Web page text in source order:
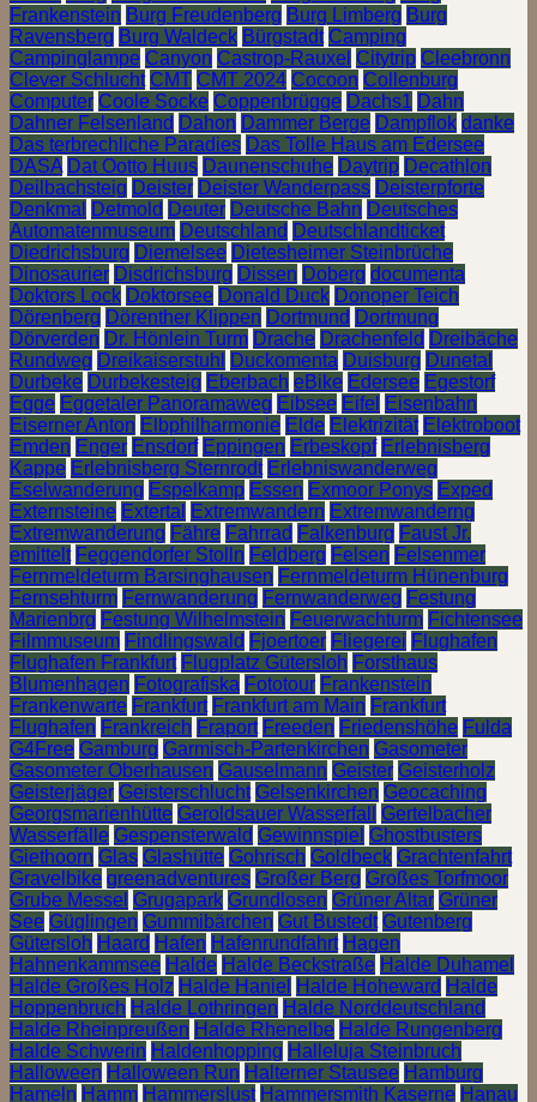
Frankenstein Burg Freudenberg Burg Limberg Burg
Ravensberg Burg Waldeck Bürgstadt Camping
Campinglampe Canyon Castrop-Rauxel Citytrip Cleebronn
Clever Schlucht CMT CMT 2024 Cocoon Collenburg
Computer Coole Socke Coppenbrügge Dachs1 Dahn
Dahner Felsenland Dahon Dammer Berge Dampflok danke
Das terbrechliche Paradies Das Tolle Haus am Edersee
DASA Dat Ootto Huus Daunenschuhe Daytrip Decathlon
Deilbachsteig Deister Deister Wanderpass Deisterpforte
Denkmal
Detmold Deuter Deutsche Bahn Deutsches
Automatenmuseum Deutschland Deutschlandticket
Diedrichsburg Diemelsee Dietesheimer Steinbrüche
Dinosaurier Disdrichsburg Dissen Doberg documenta
Doktors Lock Doktorsee Donald Duck Donoper Teich
Dörenberg Dörenther Klippen Dortmund Dortmung
Dörverden Dr. Hönlein Turm Drache Drachenfeld Dreibäche
Rundweg Dreikaiserstuhl Duckomenta Duisburg Dunetal
Durbeke Durbekesteig Eberbach eBike Edersee Egestorf
Egge Eggetaler Panoramaweg Eibsee Eifel Eisenbahn
Eiserner Anton Elbphilharmonie Elde Elektrizität Elektroboot
Emden Enger Ensdorf Eppingen Erbeskopf Erlebnisberg
Kappe Erlebnisberg Sternrodt Erlebniswanderweg
Eselwanderung Espelkamp Essen Exmoor Ponys Exped
Externsteine Extertal Extremwandern Extremwanderng
Extremwanderung Fähre Fahrrad Falkenburg Faust Jr.
emittelt Feggendorfer Stolln Feldberg Felsen Felsenmer
Fernmeldeturm Barsinghausen Fernmeldeturm Hünenburg
Fernsehturm Fernwanderung Fernwanderweg Festung
Marienbrg Festung Wilhelmstein Feuerwachturm Fichtensee
Filmmuseum Findlingswald Fjoertoer Fliegerei Flughafen
Flughafen Frankfurt Flugplatz Gütersloh Forsthaus
Blumenhagen Fotografiska Fototour Frankenstein
Frankenwarte Frankfurt Frankfurt am Main Frankfurt
Flughafen Frankreich Fraport Freeden Friedenshöhe Fulda
G4Free Gamburg Garmisch-Partenkirchen Gasometer
Gasometer Oberhausen Gauselmann Geister Geisterholz
Geisterjäger Geisterschlucht Gelsenkirchen Geocaching
Georgsmarienhütte Geroldsauer Wasserfall
Gertelbacher
Wasserfälle Gespensterwald Gewinnspiel Ghostbusters
Giethoorn Glas Glashütte Gohrisch Goldbeck Grachtenfahrt
Gravelbike greenadventures Großer Berg Großes Torfmoor
Grube Messel Grugapark Grundlosen Grüner Altar Grüner
See Güglingen Gummibärchen Gut Bustedt Gutenberg
Gütersloh Haard Hafen Hafenrundfahrt Hagen
Hahnenkammsee Halde Halde Beckstraße Halde Duhamel
Halde Großes Holz Halde Haniel Halde Hoheward Halde
Hoppenbruch Halde Lothringen Halde Norddeutschland
Halde Rheinpreußen Halde Rhenelbe Halde Rungenberg
Halde Schwerin Haldenhopping Halleluja Steinbruch
Halloween Halloween Run Halterner Stausee Hamburg
Hameln Hamm Hammerslust Hammersmith Kaserne Hanau